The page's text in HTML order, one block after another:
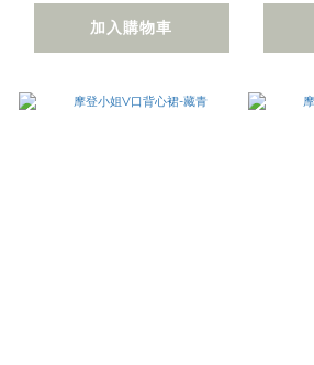
加入購物車